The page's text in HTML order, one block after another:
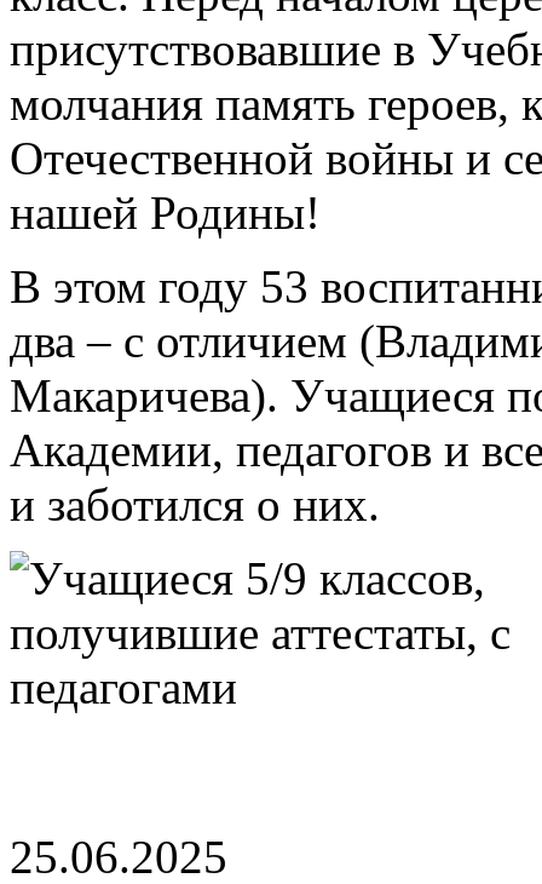
присутствовавшие в
молчания память героев,
Отечественной войны и
нашей Родины!
В этом году 53
два – с отличием
Макаричева). Учащиеся
Академии, педагогов и
и заботился о них.
25.06.2025